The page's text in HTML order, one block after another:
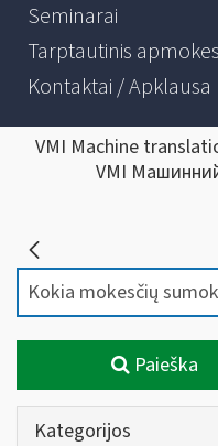
Seminarai
Tarptautinis
Kontaktai / Apklausa
VMI Machine
VMI
Paieška
Kategorijos